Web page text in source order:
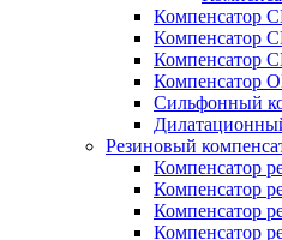
Компенсатор
Компенсатор
Компенсатор
Компенсатор
Сильфонный
Резиновый
Компенсатор
Компенсатор
Компенсатор
Компенсатор